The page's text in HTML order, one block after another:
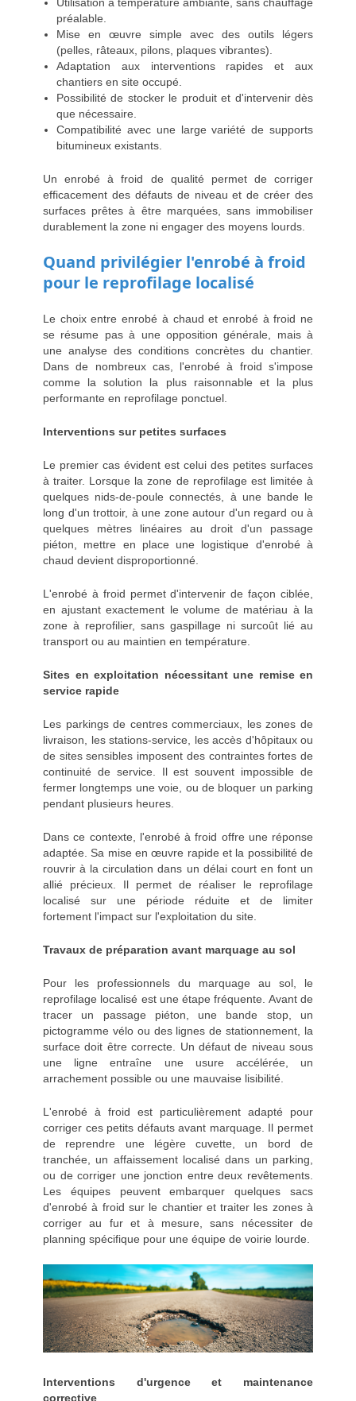
préalable.
Mise en œuvre simple avec des outils légers
(pelles, râteaux, pilons, plaques vibrantes).
Adaptation aux interventions rapides et aux
chantiers en site occupé.
Possibilité de stocker le produit et d'intervenir dès
que nécessaire.
Compatibilité avec une large variété de supports
bitumineux existants.
Unenrobé à froid de qualité permet de corriger
efficacement des défauts de niveau et de créer des
surfaces prêtes à être marquées, sans immobiliser
durablement la zone ni engager des moyens lourds.
Quand privilégier l'enrobé à froid
pour le reprofilage localisé
Le choix entre enrobé à chaud et enrobé à froid ne
se résume pas à une opposition générale, mais à
une analyse des conditions concrètes du chantier.
Dans de nombreux cas, l'enrobé à froid s'impose
comme la solution la plus raisonnable et la plus
performante en reprofilage ponctuel.
Interventions sur petites surfaces
Le premier cas évident est celui des petites surfaces
à traiter. Lorsque la zone de reprofilage est limitée à
quelques nids-de-poule connectés, à une bande le
long d'un trottoir, à une zone autour d'un regard ou à
quelques mètres linéaires au droit d'un passage
piéton, mettre en place une logistique d'enrobé à
chaud devient disproportionné.
L'enrobé à froid permet d'intervenir de façon ciblée,
en ajustant exactement le volume de matériau à la
zone à reprofilier, sans gaspillage ni surcoût lié au
transport ou au maintien en température.
Sites en exploitation nécessitant une remise en
service rapide
Les parkings de centres commerciaux, les zones de
livraison, les stations-service, les accès d'hôpitaux ou
de sites sensibles imposent des contraintes fortes de
continuité de service. Il est souvent impossible de
fermer longtemps une voie, ou de bloquer un parking
pendant plusieurs heures.
Dans ce contexte, l'enrobé à froid offre une réponse
adaptée. Sa mise en œuvre rapide et la possibilité de
rouvrir à la circulation dans un délai court en font un
allié précieux. Il permet de réaliser le reprofilage
localisé sur une période réduite et de limiter
fortement l'impact sur l'exploitation du site.
Travaux de préparation avant marquage au sol
Pour les professionnels du marquage au sol, le
reprofilage localisé est une étape fréquente. Avant de
tracer un passage piéton, une bande stop, un
pictogramme vélo ou des lignes de stationnement, la
surface doit être correcte. Un défaut de niveau sous
une ligne entraîne une usure accélérée, un
arrachement possible ou une mauvaise lisibilité.
L'enrobé à froid est particulièrement adapté pour
corriger ces petits défauts avant marquage. Il permet
de reprendre une légère cuvette, un bord de
tranchée, un affaissement localisé dans un parking,
ou de corriger une jonction entre deux revêtements.
Les équipes peuvent embarquer quelques sacs
d'enrobé à froid sur le chantier et traiter les zones à
corriger au fur et à mesure, sans nécessiter de
planning spécifique pour une équipe de voirie lourde.
Interventions d'urgence et maintenance
corrective